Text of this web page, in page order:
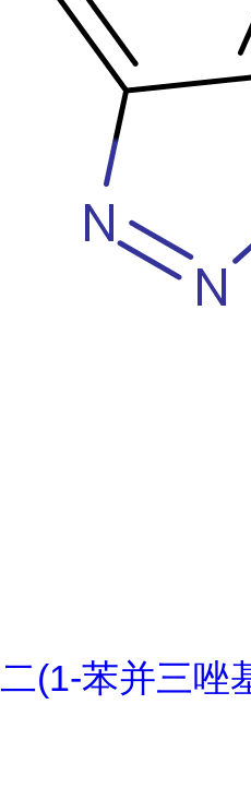
二(1-苯并三唑